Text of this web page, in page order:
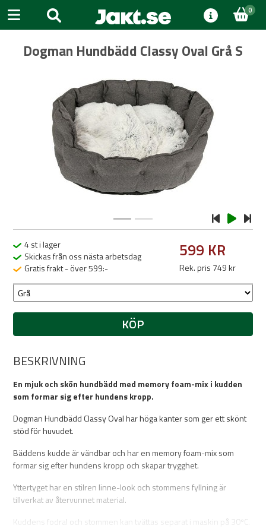
0
Dogman Hundbädd Classy Oval Grå S
Previous
4 st i lager
Skickas från oss nästa arbetsdag
Gratis frakt - över 599:-
599 KR
Rek. pris 749 kr
KÖP
BESKRIVNING
En mjuk och skön hundbädd med memory foam-mix i kudden
som formar sig efter hundens kropp.
Dogman Hundbädd Classy Oval har höga kanter som ger ett skönt
stöd för huvudet.
Bäddens kudde är vändbar och har en memory foam-mix som
formar sig efter hundens kropp och skapar trygghet.
Yttertyget har en stilren linne-look och stommens fyllning är
tillverkat av återvunnet material.
Kuddens fodral och stommen kan tvättas separat i maskin på 30ºC.